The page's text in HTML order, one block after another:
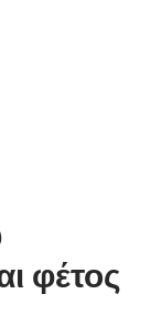
φέτος